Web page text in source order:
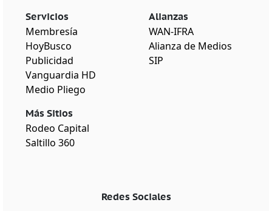
Servicios
Membresía
HoyBusco
Publicidad
Vanguardia HD
Medio Pliego
Más Sitios
Rodeo Capital
Saltillo 360
Alianzas
WAN-IFRA
Alianza de Medios
SIP
Redes Sociales